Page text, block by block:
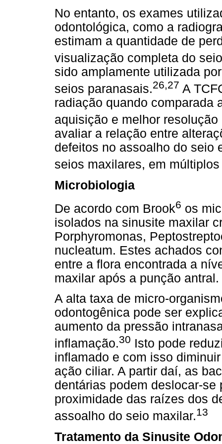
No entanto, os exames
odontológica, como a
estimam a quantidade de
visualização completa do
sido amplamente utilizada
seios paranasais.26,27 A
radiação quando comparada
aquisição e melhor resolução
avaliar a relação entre
defeitos no assoalho do seio
seios maxilares, em
Microbiologia
De acordo com Brook6 os
isolados na sinusite maxilar
Porphyromonas,
nucleatum. Estes achados
entre a flora encontrada a
maxilar após a punção antral.
A alta taxa de micro-
odontogênica pode ser
aumento da pressão
inflamação.30 Isto pode
inflamado e com isso
ação ciliar. A partir daí, as
dentárias podem deslocar-
proximidade das raízes dos
assoalho do seio maxilar.13
Tratamento da Sinusite